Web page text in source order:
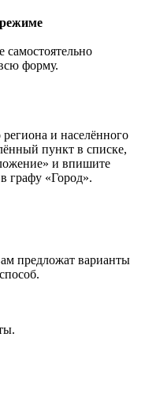
форму.
и населённого
пункт в списке,
и впишите
графу «Город».
предложат варианты